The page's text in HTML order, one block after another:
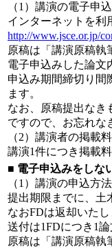
（1）講演の電子申
インターネットを利
http://www.jsce.or.jp/
原稿は「講演原稿執
電子申込みした論文
申込み期間締切り間
ます。
なお、原稿提出なき
ですので、お忘れな
（2）講演者の掲載料
講演1件につき掲載
■ 電子申込みをしな
（1）講演の申込方法
提出期限までに、土
なおFDは返却いた
送付は1FDにつき1
原稿は「講演原稿執